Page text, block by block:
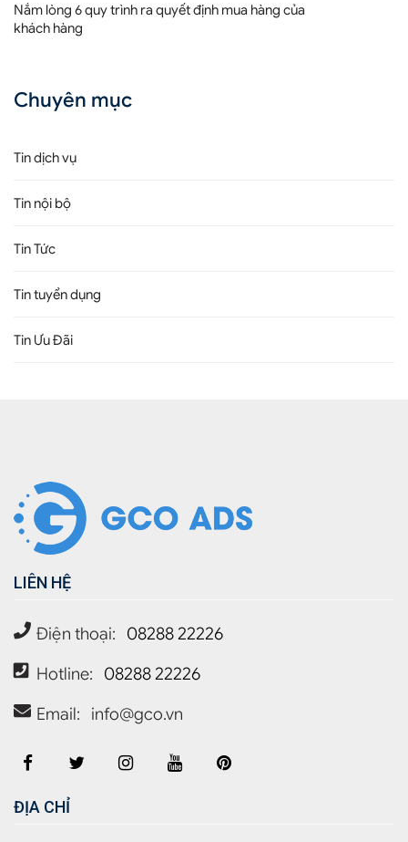
Nắm lòng 6 quy trình ra quyết định mua hàng của
khách hàng
Chuyên mục
Tin dịch vụ
Tin nội bộ
Tin Tức
Tin tuyển dụng
Tin Ưu Đãi
LIÊN HỆ
Điện thoại: 08288 22226
Hotline: 08288 22226
Email: info@gco.vn
ĐỊA CHỈ